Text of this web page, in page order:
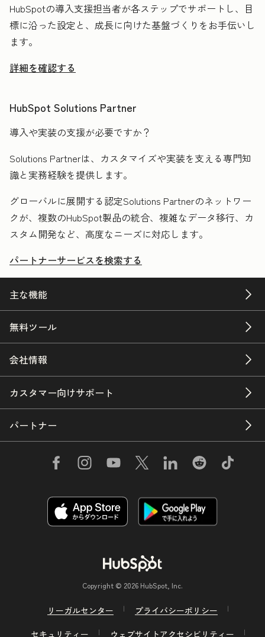
HubSpotの導入支援担当者が各ステップでサポートし、目
標に沿った設定と、成長に向けた基盤づくりをお手伝いし
ます。
詳細を確認する
HubSpot Solutions Partner
導入や実装の支援が必要ですか？
Solutions Partnerは、カスタマイズや実装を支える専門知
識と実務経験を提供します。
グローバルに展開する認定Solutions Partnerのネットワー
クが、複数のHubSpot製品の統合、複雑なデータ移行、カ
スタム開発など、高度なニーズに対応します。
パートナーサービスを検索する
主な機能
無料ツール
会社情報
カスタマー向けサポート
パートナー
Copyright © 2026 HubSpot, Inc.
リーガルセンター
プライバシーポリシー
セキュリティー
ウェブサイトアクセシビリティー